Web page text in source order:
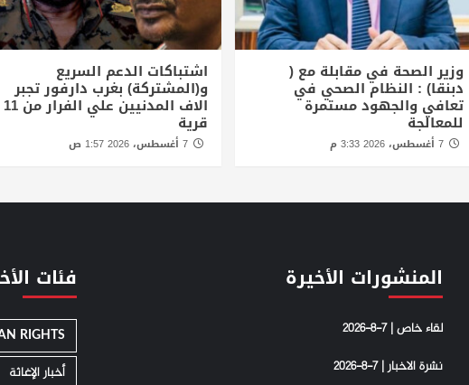
وزير الصحة في مقابلة مع (
دبنقا) : النظام الصحي في
تعافي والجهود مستمرة
للمعالجة
7 أغسطس، 2026 3:33 م
اشتباكات الدعم السريع
و(المشتركة) بغرب دارفور تجبر
الاف المدنيين علي الفرار من 11
قرية
المنشورات الأخيرة
لقاء خاص | 7-8-2026
نشرة الاخبار | 7-8-2026
فئات
RIGHTS
أخبار الإغاثة